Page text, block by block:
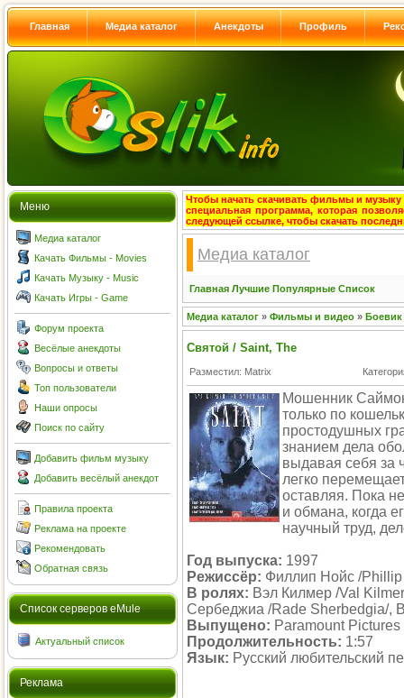
Главная Медиа каталог Анекдоты Профиль
Меню
Медиа каталог
Качать Фильмы - Movies
Качать Музыку - Music
Качать Игры - Game
Форум проекта
Весёлые анекдоты
Вопросы и ответы
Топ пользователи
Наши опросы
Поиск по сайту
Добавить фильм музыку
Добавить весёлый анекдот
Правила проекта
Реклама на проекте
Рекомендовать
Обратная связь
Cписок серверов eMule
Актуальный список
Реклама
Чтобы начать скачивать фильмы и музыку
специальная программа, которая
следующей ссылке, чтобы скачать
Медиа каталог
Главная Лучшие Популярные Список
Медиа каталог » Фильмы и видео » Боевик
Святой / Saint, The
Разместил: Matrix
Мошенник
только по
простодушных
знанием дела
выдавая себя за
легко
оставляя. Пока
и обмана, когда
научный труд,
Год выпуска: 1997
Режиссёр: Филлип Нойс /Phillip
В ролях: Вэл Килмер /Val
Сербеджиа /Rade Sherbedgia/,
Выпущено: Paramount Pictures
Продолжительность: 1:57
Язык: Русский любительский